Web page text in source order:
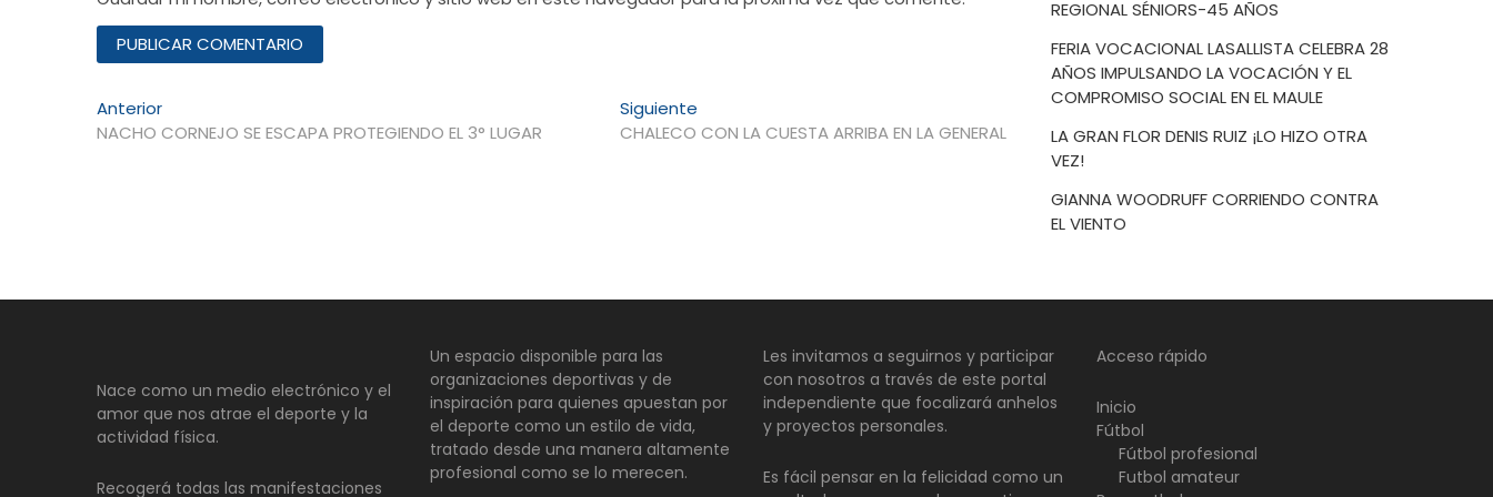
Navegación
de
AnteriorEntrada
anterior:
NACHO CORNEJO SE ESCAPA PROTEGIENDO EL 3° LUGAR
Siguiente
siguiente:
CHALECO CON LA CUESTA ARRIBA EN LA GENERAL
REGIONAL SÉNIORS-45 AÑOS
FERIA VOCACIONAL LASALLISTA CELEBRA 28
AÑOS IMPULSANDO LA VOCACIÓN Y EL
COMPROMISO SOCIAL EN EL MAULE
LA GRAN FLOR DENIS RUIZ ¡LO HIZO OTRA
VEZ!
GIANNA WOODRUFF CORRIENDO CONTRA
EL VIENTO
Nace como un medio electrónico y el
amor que nos atrae el deporte y la
actividad física.
Recogerá todas las manifestaciones
Un espacio disponible para las
organizaciones deportivas y de
inspiración para quienes apuestan por
el deporte como un estilo de vida,
tratado desde una manera altamente
profesional como se lo merecen.
Les invitamos a seguirnos y participar
con nosotros a través de este portal
independiente que focalizará anhelos
y proyectos personales.
Es fácil pensar en la felicidad como un
Acceso rápido
Inicio
Fútbol
Fútbol profesional
Futbol amateur